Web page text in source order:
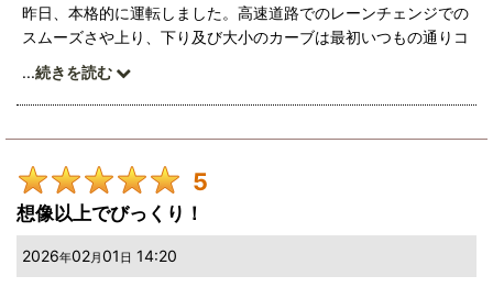
昨日、本格的に運転しました。高速道路でのレーンチェンジでの
スムーズさや上り、下り及び大小のカーブは最初いつもの通りコ
ワゴワでしたが少し慣れてきたら速度を上げて走行しました。
ロール感が余りなく直進性も増して安心して運転出来ました。
取り付けた皆さんがおっしゃる通り素晴らしいユーロサスペンシ
...続きを読む
5
想像以上でびっくり！
2026年02月 01 日 14:20